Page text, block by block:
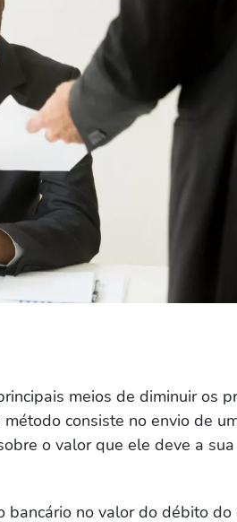
meios de diminuir os
consiste no envio de
o valor que ele deve a sua
no valor do débito do